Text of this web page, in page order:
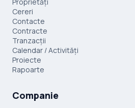
Cereri
Contacte
Contracte
Tranzacții
Calendar / Activități
Proiecte
Rapoarte
Companie